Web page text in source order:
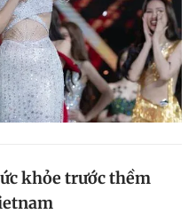
hệ quảng cáo
780 404
Tòa soạn Chính sách bảo
khỏe trước thềm